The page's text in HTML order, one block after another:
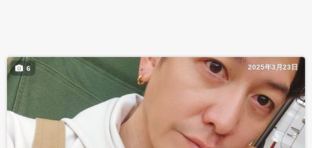
2025年3月23日
6